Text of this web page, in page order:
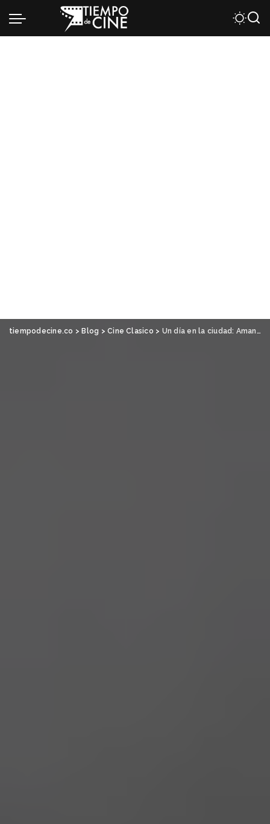
tiempodecine.co > Blog >Cine Clasico > Un día en la ciudad: Amanecer, de F.W. Murnau